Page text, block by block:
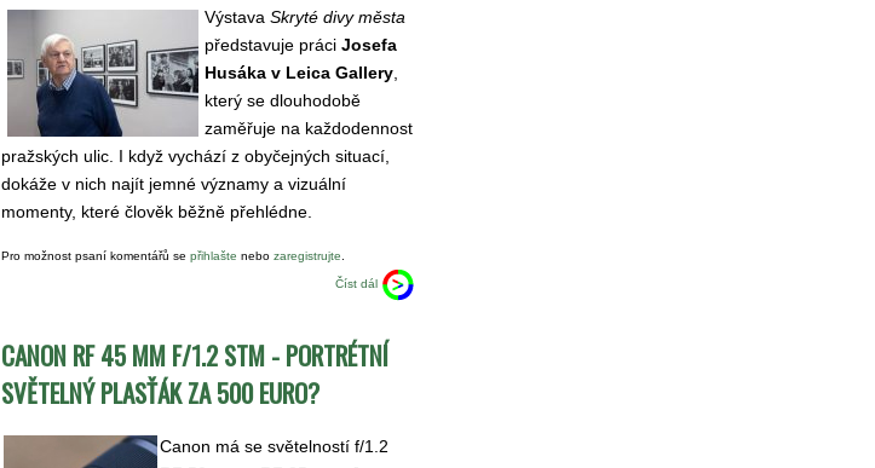
Výstava Skryté divy města
představuje práci Josefa
Husáka v Leica Gallery
který se dlouhodobě
zaměřuje na každodennost
pražských ulic. I když vychází z obyčejných situací,
dokáže v nich najít jemné významy a vizuální
momenty, které člověk běžně přehlédne.
Pro možnost psaní komentářů se přihlašte nebo zaregistrujte
Číst dál
CANON RF 45 MM F/1.2 STM - PORTRÉTNÍ
SVĚTELNÝ PLASŤÁK ZA 500 EURO?
Canon má se světelností f/1.2